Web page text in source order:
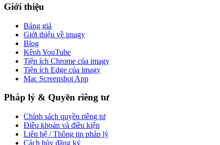
Giới thiệu
Bảng giá
Giới thiệu về imagy
Blog
Kênh YouTube
Tiện ích Chrome của imagy
Tiện ích Edge của imagy
Mac Screenshot App
Pháp lý & Quyền riêng tư
Chính sách quyền riêng tư
Điều khoản và điều kiện
Liên hệ / Thông tin pháp lý
Cách hủy đăng ký